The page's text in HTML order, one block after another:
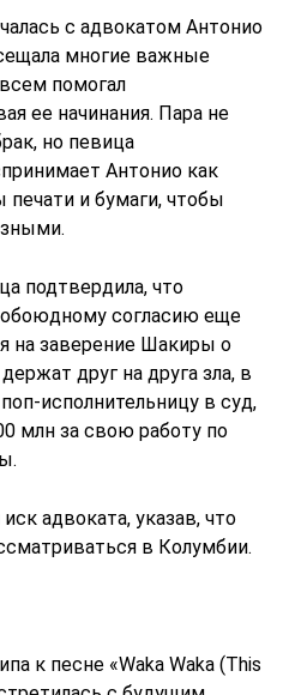
с адвокатом Антонио
многие важные
помогал
ее начинания. Пара не
но певица
Антонио как
и бумаги, чтобы
подтвердила, что
обоюдному согласию еще
на заверение Шакиры о
друг на друга зла, в
исполнительницу в суд,
млн за свою работу по
адвоката, указав, что
в Колумбии.
к песне «Waka Waka (This